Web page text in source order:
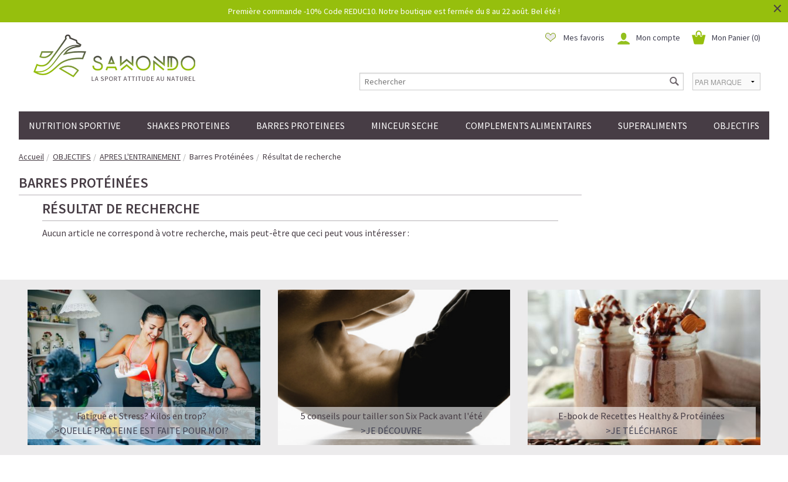
Première commande -10% Code REDUC10. Notre boutique est fermée du 8 au 22 août. Bel été ! ×
Mon Panier (0)
Mon compte
Mes favoris
NUTRITION SPORTIVE SHAKES PROTEINES BARRES PROTEINEES MINCEUR SECHE COMPLEMENTS ALIMENTAIRES SUPERALIMENTS OBJECTIFS
Accueil OBJECTIFS APRES L'ENTRAINEMENT Barres Protéinées Résultat de recherche
BARRES PROTÉINÉES
RÉSULTAT DE RECHERCHE
Aucun article ne correspond à votre recherche, mais peut-être que ceci peut vous intéresser :
Fatigue et Stress? Kilos en trop?
>QUELLE PROTEINE EST FAITE POUR MOI?
5 conseils pour tailler son Six Pack avant l'été
>JE DÉCOUVRE
E-book de Recettes Healthy & Protéinées
>JE TÉLÉCHARGE